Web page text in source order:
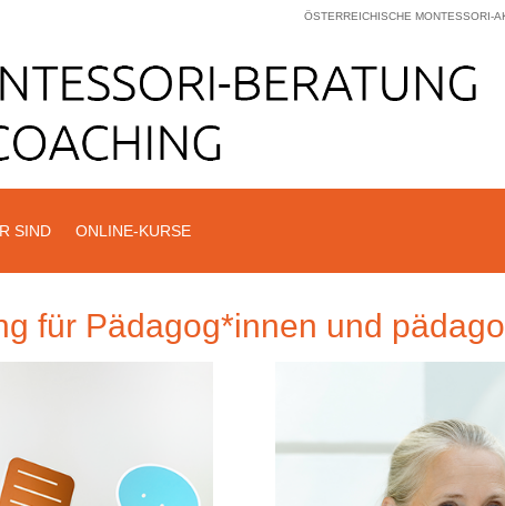
ÖSTERREICHISCHE MONTESSORI-
SIND ONLINE-KURSE
für Pädagog*innen und